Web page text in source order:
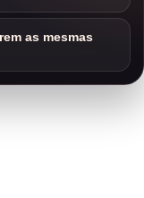
as mesmas